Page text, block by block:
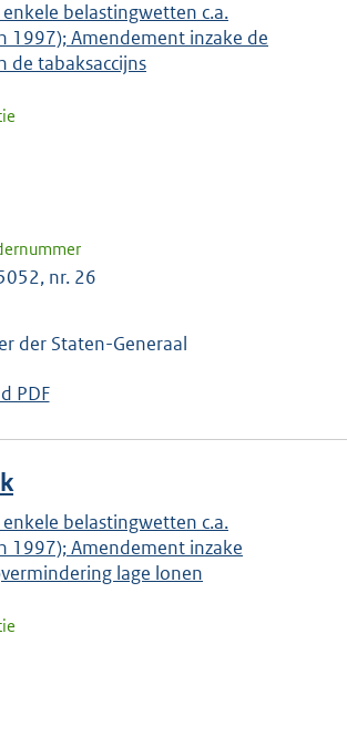
belastingwetten c.a.
1997); Amendement inzake de
de tabaksaccijns
nr. 26
der Staten-Generaal
PDF
belastingwetten c.a.
1997); Amendement inzake
lage lonen